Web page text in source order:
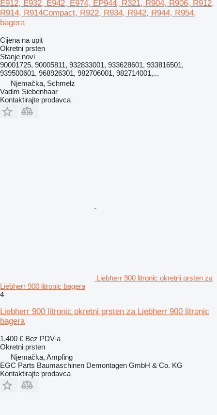
E912, E932, E942, E974, EP944, R321, R904, R906, R912,
R914, R914Compact, R922, R934, R942, R944, R954,
bagera
Cijena na upit
Okretni prsten
Stanje novi
90001725, 90005811, 932833001, 933628601, 933816501,
939500601, 968926301, 982706001, 982714001,...
Njemačka, Schmelz
Vadim Siebenhaar
Kontaktirajte prodavca
Liebherr 900 litronic okretni prsten za
Liebherr 900 litronic bagera
4
Liebherr 900 litronic okretni prsten za Liebherr 900 litronic
bagera
1.400 € Bez PDV-a
Okretni prsten
Njemačka, Ampfing
EGC Parts Baumaschinen Demontagen GmbH & Co. KG
Kontaktirajte prodavca